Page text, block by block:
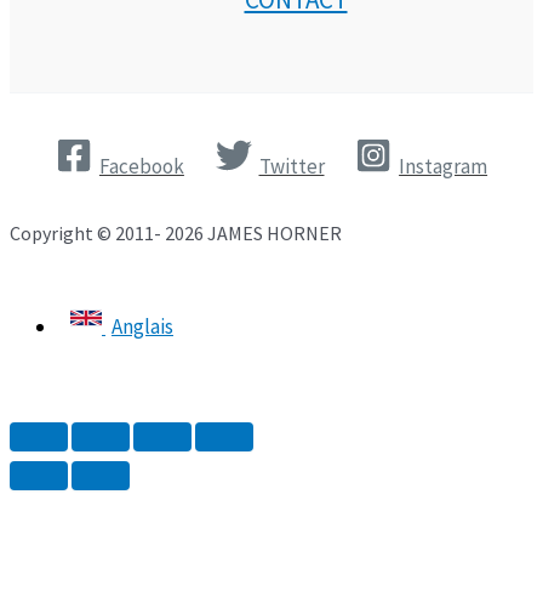
Facebook Twitter Instagram
Copyright © 2011- 2026 JAMES HORNER
Anglais